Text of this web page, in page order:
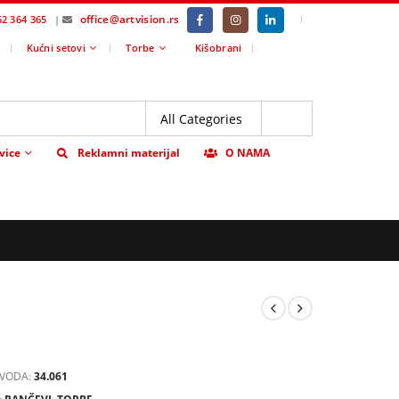
364 365 | office@artvision.rs |
Kućni setovi Torbe
Kišobrani
Reklamni materijal O NAMA
34.061